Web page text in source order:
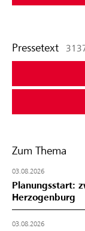
Pressetext
Zum Thema
03.08.2026
Planungsstart:
Herzogenburg
03.08.2026